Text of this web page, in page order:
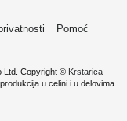
Pomoć
Ltd. Copyright © Krstarica
u celini i u delovima